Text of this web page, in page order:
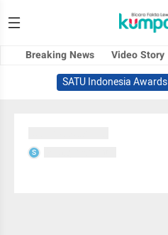
Breaking News Video Story
SATU Indonesia Awards
S